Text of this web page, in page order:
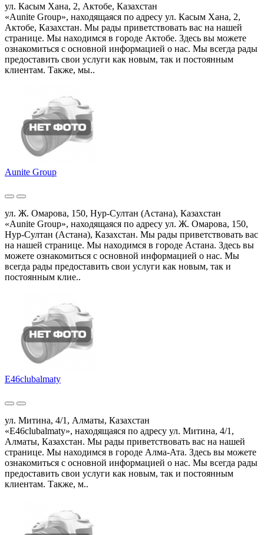
ул. Касым Хана, 2, Актобе, Казахстан
«Aunite Group», находящаяся по адресу ул. Касым Хана, 2,
Актобе, Казахстан. Мы рады приветствовать вас на нашей
странице. Мы находимся в городе Актобе. Здесь вы можете
ознакомиться с основной информацией о нас. Мы всегда рады
предоставить свои услуги как новым, так и постоянным
клиентам. Также, мы..
Aunite Group
ул. Ж. Омарова, 150, Нур-Султан (Астана), Казахстан
«Aunite Group», находящаяся по адресу ул. Ж. Омарова, 150,
Нур-Султан (Астана), Казахстан. Мы рады приветствовать вас
на нашей странице. Мы находимся в городе Астана. Здесь вы
можете ознакомиться с основной информацией о нас. Мы
всегда рады предоставить свои услуги как новым, так и
постоянным клие..
E46clubalmaty
ул. Митина, 4/1, Алматы, Казахстан
«E46clubalmaty», находящаяся по адресу ул. Митина, 4/1,
Алматы, Казахстан. Мы рады приветствовать вас на нашей
странице. Мы находимся в городе Алма-Ата. Здесь вы можете
ознакомиться с основной информацией о нас. Мы всегда рады
предоставить свои услуги как новым, так и постоянным
клиентам. Также, м..